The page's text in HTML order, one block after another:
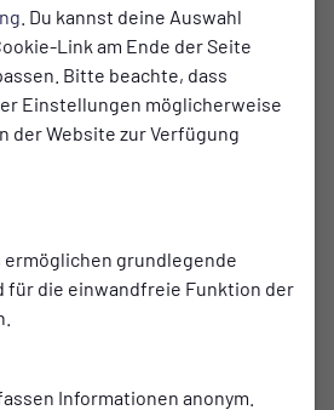
. Du kannst deine Auswahl
Link am Ende der Seite
Bitte beachte, dass
Einstellungen möglicherweise
der Website zur Verfügung
ermöglichen grundlegende
für die einwandfreie Funktion der
Informationen anonym.
Freudenberg